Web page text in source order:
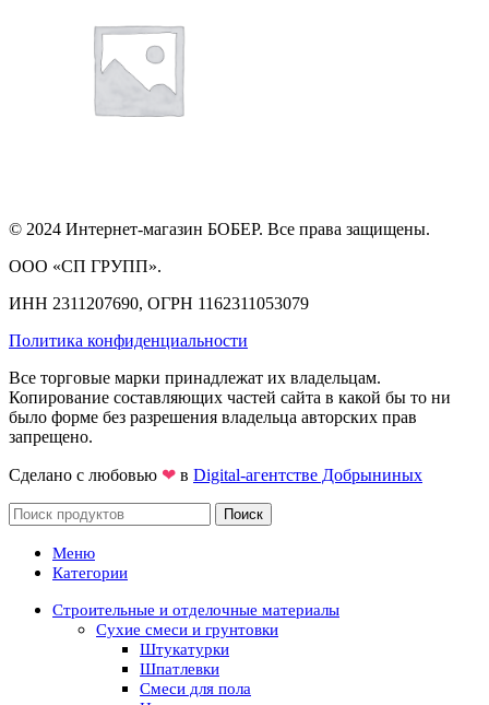
© 2024 Интернет-магазин БОБЕР. Все права защищены.
ООО «СП ГРУПП».
ИНН 2311207690, ОГРН 1162311053079
Политика конфиденциальности
Все торговые марки принадлежат их владельцам.
Копирование составляющих частей сайта в какой бы то ни
было форме без разрешения владельца авторских прав
запрещено.
Сделано с любовью ❤ в Digital-агентстве Добрыниных
Поиск
Меню
Категории
Строительные и отделочные материалы
Сухие смеси и грунтовки
Штукатурки
Шпатлевки
Смеси для пола